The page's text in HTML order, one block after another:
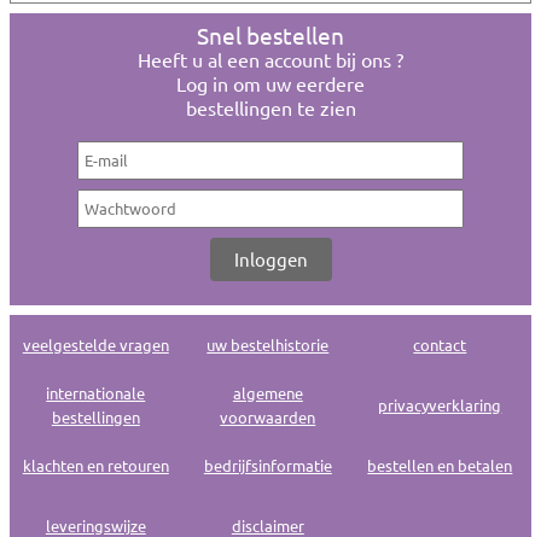
Snel bestellen
Heeft u al een account bij ons ?
Log in om uw eerdere
bestellingen te zien
veelgestelde vragen uw bestelhistorie contact
internationale
bestellingen
algemene
voorwaarden
privacyverklaring
klachten en retouren bedrijfsinformatie bestellen en betalen
leveringswijze disclaimer